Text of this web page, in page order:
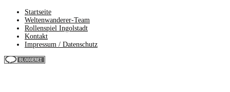
Startseite
Weltenwanderer-Team
Rollenspiel Ingolstadt
Kontakt
Impressum / Datenschutz